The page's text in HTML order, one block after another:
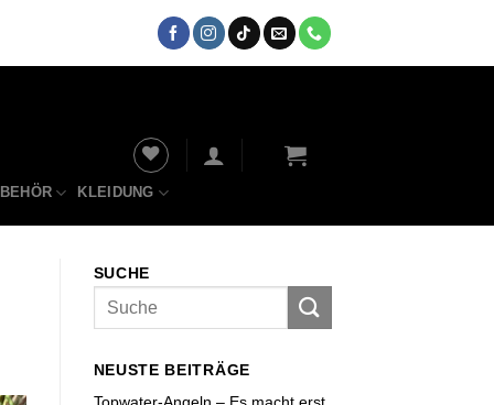
KLEIDUNG
SUCHE
NEUSTE BEITRÄGE